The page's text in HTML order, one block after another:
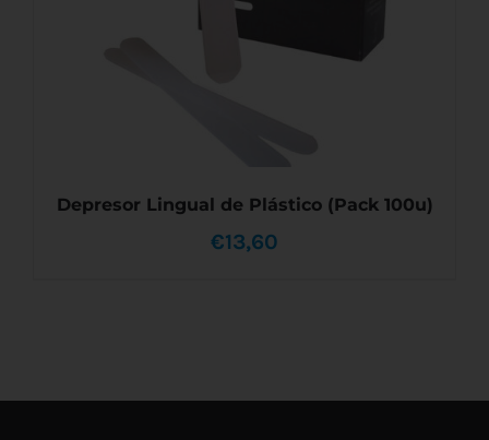
Depresor Lingual de Plástico (Pack 100u)
€13,60